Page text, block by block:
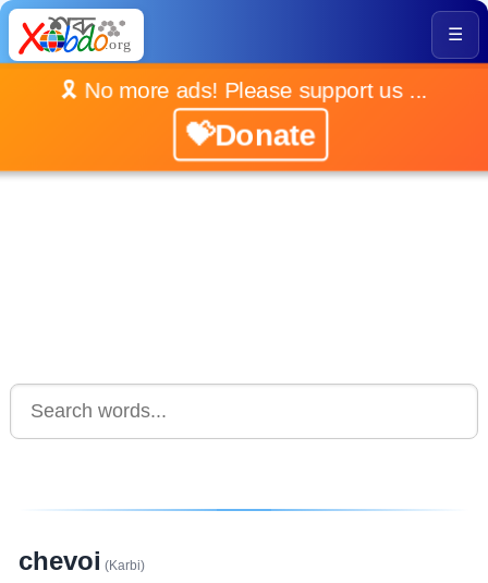
☰
🎗️ No more ads! Please support us ...
💝Donate
chevoi (Karbi)